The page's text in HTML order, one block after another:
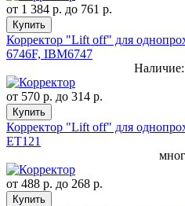
от 1 384 р. до 761 р.
Купить
Корректор "Lift off" для
6746F, IBM6747
от 570 р. до 314 р.
Купить
Корректор "Lift off" для
ET121
от 488 р. до 268 р.
Купить